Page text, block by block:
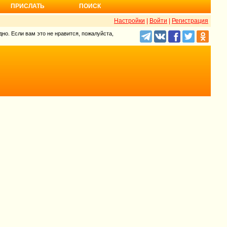
ПРИСЛАТЬ ПОИСК
Настройки Войти Регистрация
Если вам это не нравится, пожалуйста,